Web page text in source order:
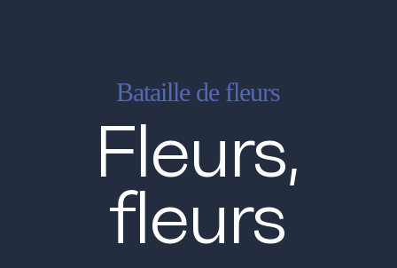
Bataille de fleurs
Fleurs,
fleurs